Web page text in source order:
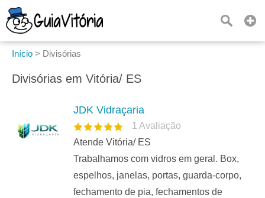
Início > Divisórias
Divisórias em Vitória/ ES
JDK Vidraçaria
1 Avaliação
Atende Vitória/ ES
Trabalhamos com vidros em geral. Box,
espelhos, janelas, portas, guarda-corpo,
fechamento de pia, fechamentos de